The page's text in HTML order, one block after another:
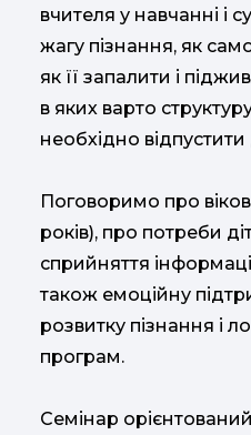
вчителя у навчанні і
жагу пізнання, як
як її запалити і
в яких варто
необхідно відпустити
Поговоримо про
років), про потреби
сприйняття
також емоційну
розвитку пізнання і
програм.
Семінар